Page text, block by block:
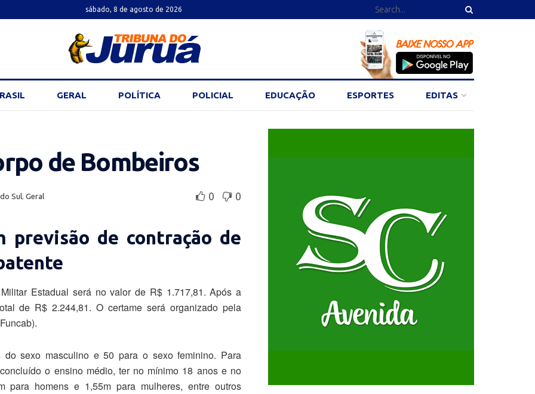
sábado, 8 de agosto de 2026
GERAL POLÍTICA POLICIAL EDUCAÇÃO ESPORTES EDITAS
de Bombeiros
Sul Geral 0 0
previsão de contração de
Estadual será no valor de R$ 1.717,81. Após a
de R$ 2.244,81. O certame será organizado pela
sexo masculino e 50 para o sexo feminino. Para
o ensino médio, ter no mínimo 18 anos e no
para homens e 1,55m para mulheres, entre outros